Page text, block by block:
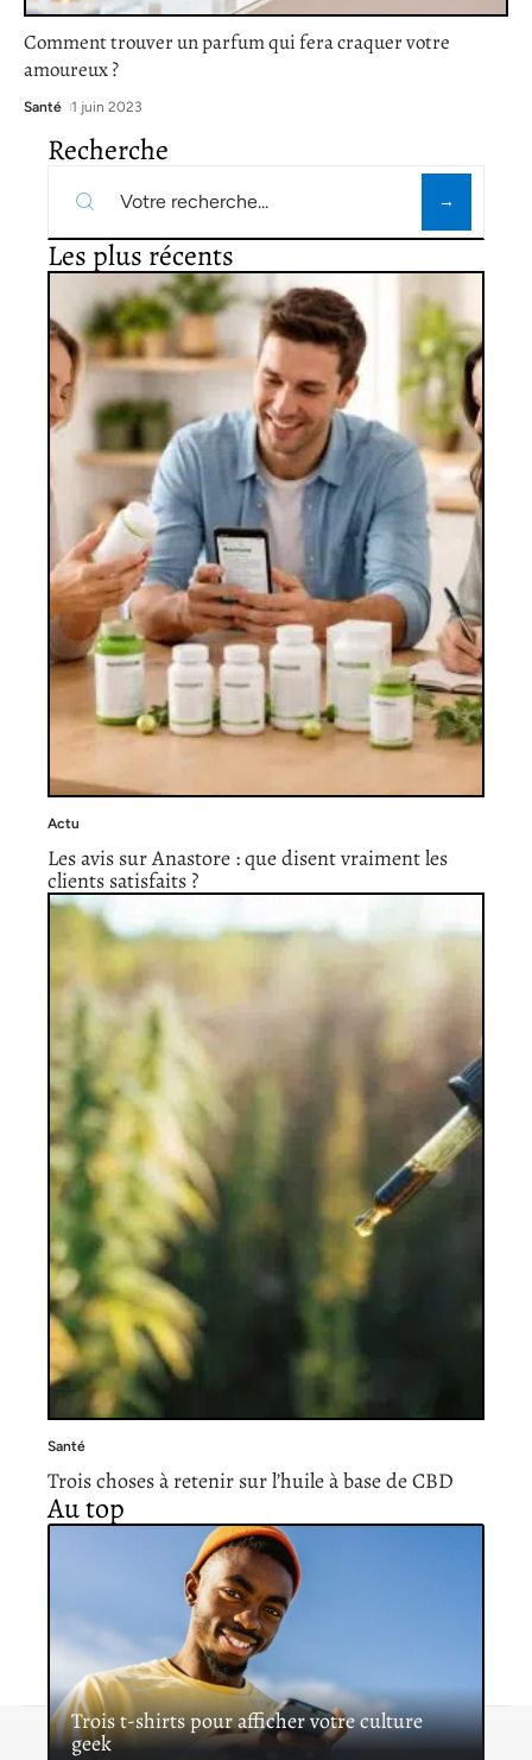
Comment trouver un parfum qui fera craquer votre
amoureux ?
Santé 1 juin 2023
Recherche
Les plus récents
Actu
Les avis sur Anastore : que disent vraiment les
clients satisfaits ?
Santé
Trois choses à retenir sur l’huile à base de CBD
Au top
Trois t-shirts pour afficher votre culture
geek Contact Mentions légales Sitemap